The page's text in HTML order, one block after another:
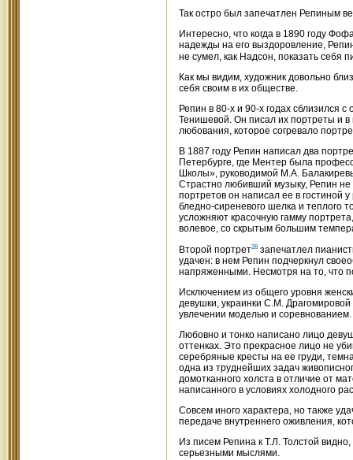
Так остро был запечатлен Репиным
Интересно, что когда в 1890 году
надежды на его выздоровление,
не сумел, как Надсон, показать себя
Как мы видим, художник довольно
себя своим в их обществе.
Репин в 80-х и 90-х годах сблизился
Тенишевой. Он писал их портреты и в
любования, которое согревало
В 1887 году Репин написал два
Петербурге, где Ментер была
Школы», руководимой М.А.
Страстно любивший музыку, Репин
портретов он написал ее в гостиной
бледно-сиреневого шелка и теплого
усложняют красочную гамму
волевое, со скрытым большим
Второй портрет28 запечатлел
удачен: в нем Репин подчеркнул
напряженными. Несмотря на то, что
Исключением из общего уровня
девушки, украинки С.М.
увлечении моделью и соревнованием.
Любовно и тонко написано лицо
оттенках. Это прекрасное лицо не
серебряные кресты на ее груди,
одна из труднейших задач
домотканного холста в отличие от
написанного в условиях холодного
Совсем иного характера, но также
передаче внутреннего оживления,
Из писем Репина к Т.Л. Толстой
серьезными мыслями.